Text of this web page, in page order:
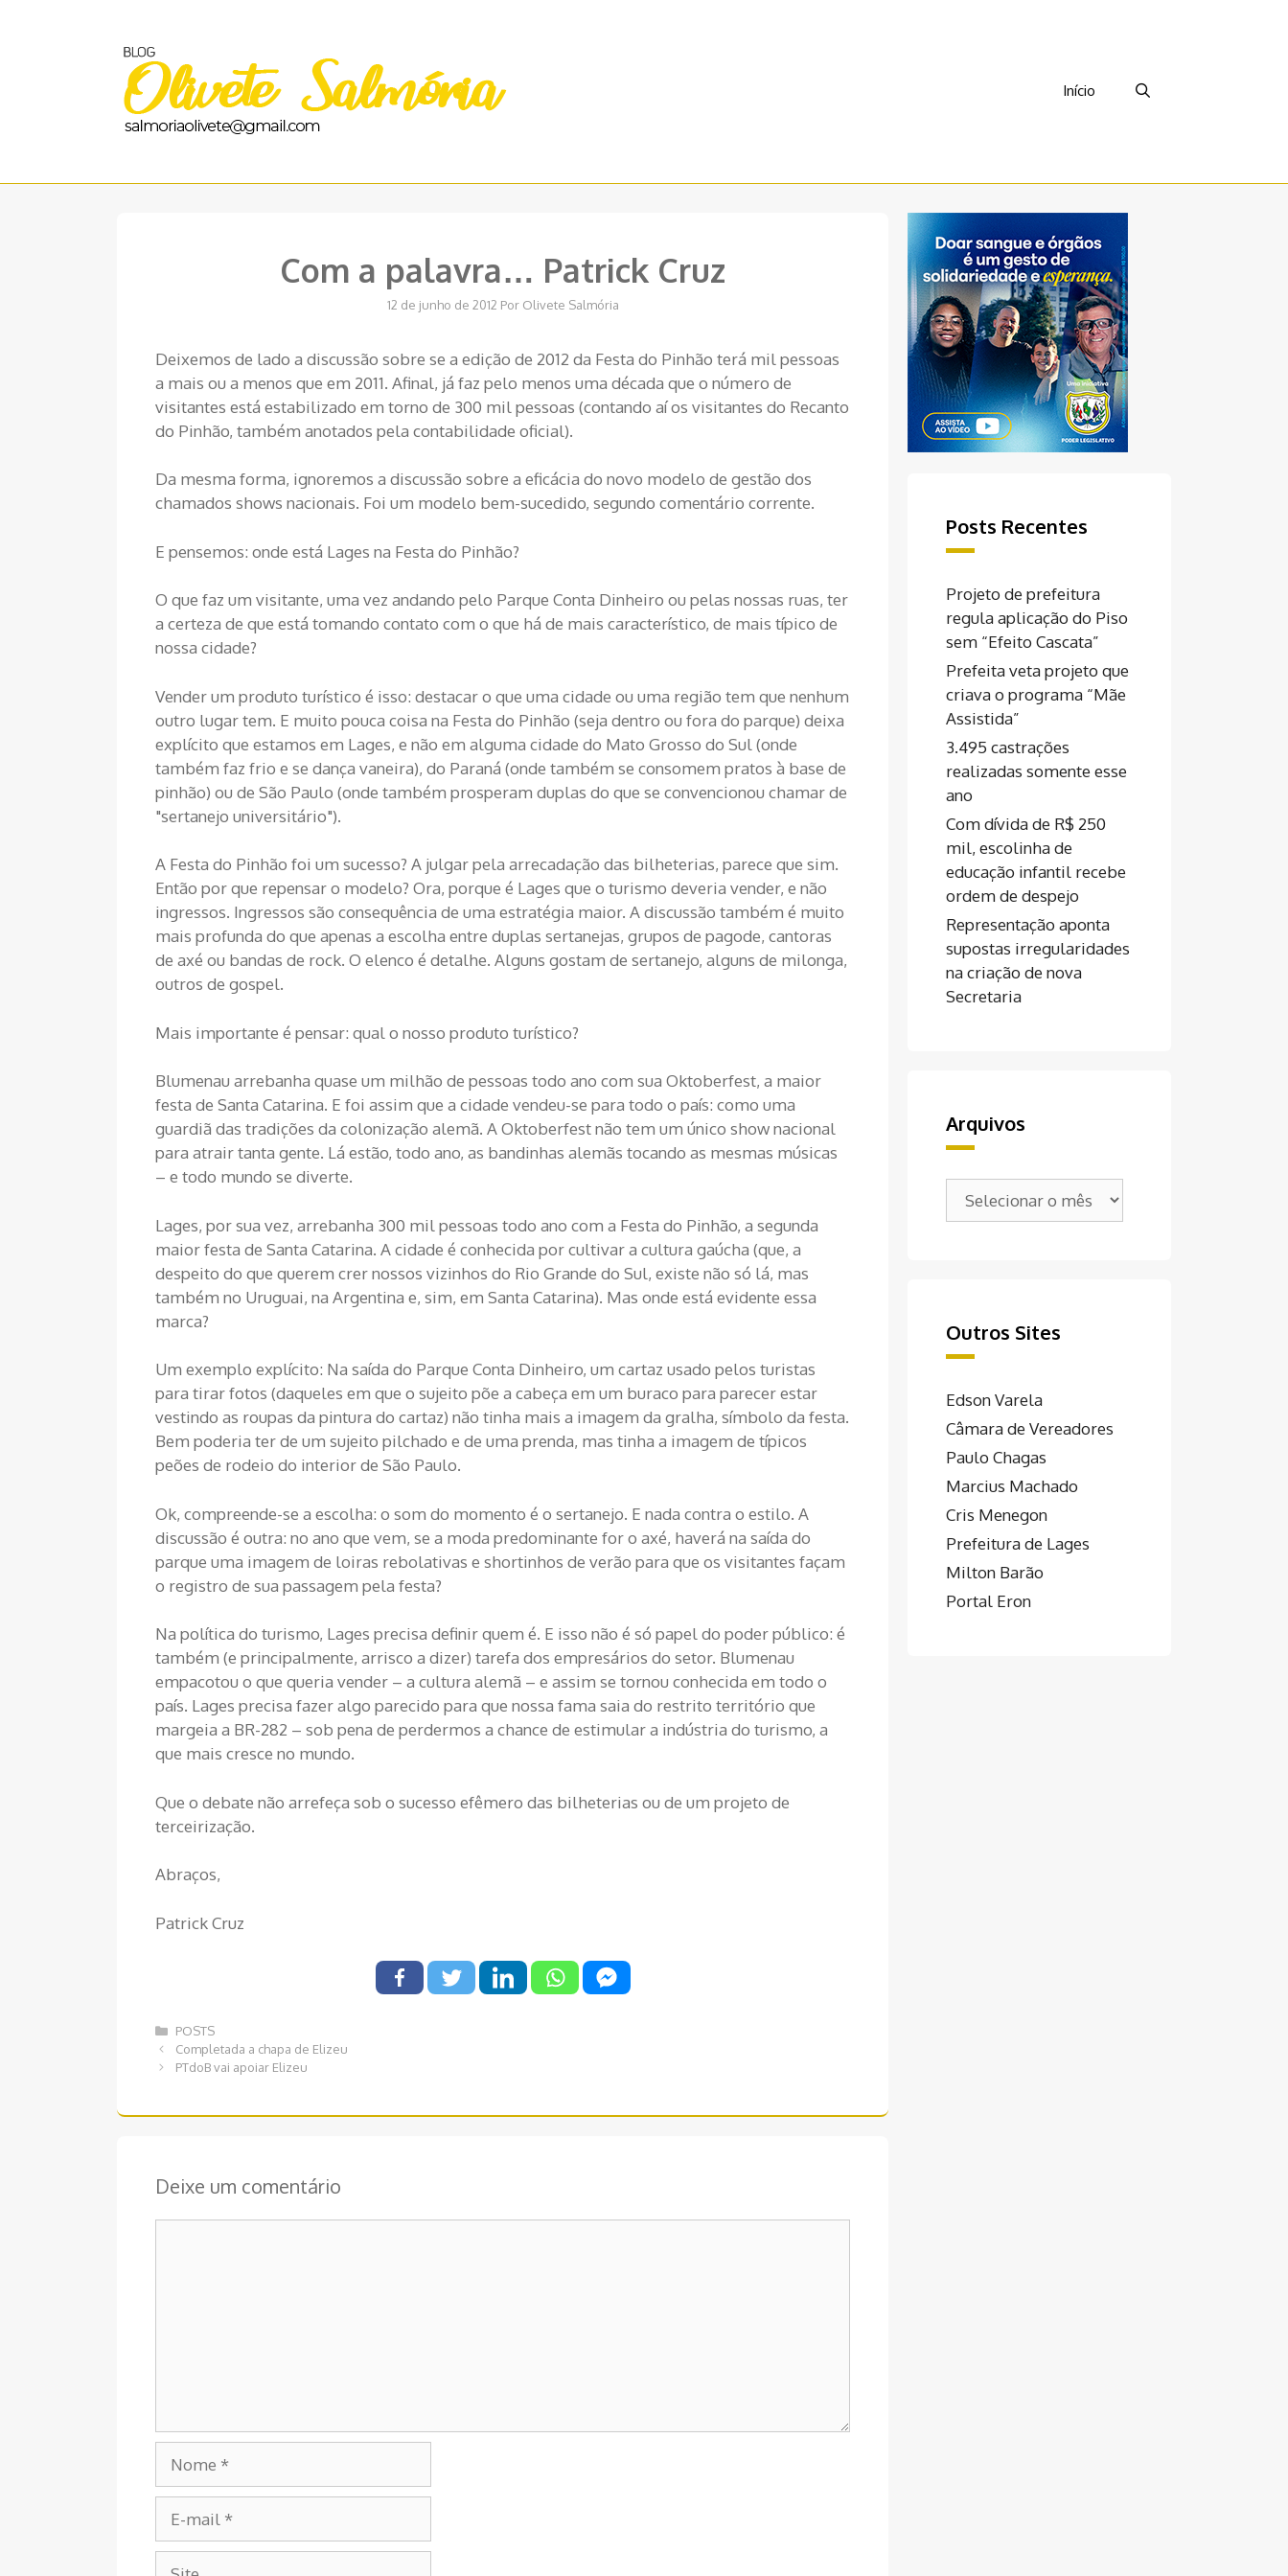
Início
Com a palavra… Patrick Cruz
12 de junho de 2012 Por Olivete Salmória
Deixemos de lado a discussão sobre se a edição de 2012 da Festa do Pinhão terá mil pessoas
a mais ou a menos que em 2011. Afinal, já faz pelo menos uma década que o número de
visitantes está estabilizado em torno de 300 mil pessoas (contando aí os visitantes do Recanto
do Pinhão, também anotados pela contabilidade oficial).
Da mesma forma, ignoremos a discussão sobre a eficácia do novo modelo de gestão dos
chamados shows nacionais. Foi um modelo bem-sucedido, segundo comentário corrente.
E pensemos: onde está Lages na Festa do Pinhão?
O que faz um visitante, uma vez andando pelo Parque Conta Dinheiro ou pelas nossas ruas, ter
a certeza de que está tomando contato com o que há de mais característico, de mais típico de
nossa cidade?
Vender um produto turístico é isso: destacar o que uma cidade ou uma região tem que nenhum
outro lugar tem. E muito pouca coisa na Festa do Pinhão (seja dentro ou fora do parque) deixa
explícito que estamos em Lages, e não em alguma cidade do Mato Grosso do Sul (onde
também faz frio e se dança vaneira), do Paraná (onde também se consomem pratos à base de
pinhão) ou de São Paulo (onde também prosperam duplas do que se convencionou chamar de
"sertanejo universitário").
A Festa do Pinhão foi um sucesso? A julgar pela arrecadação das bilheterias, parece que sim.
Então por que repensar o modelo? Ora, porque é Lages que o turismo deveria vender, e não
ingressos. Ingressos são consequência de uma estratégia maior. A discussão também é muito
mais profunda do que apenas a escolha entre duplas sertanejas, grupos de pagode, cantoras
de axé ou bandas de rock. O elenco é detalhe. Alguns gostam de sertanejo, alguns de milonga,
outros de gospel.
Mais importante é pensar: qual o nosso produto turístico?
Blumenau arrebanha quase um milhão de pessoas todo ano com sua Oktoberfest, a maior
festa de Santa Catarina. E foi assim que a cidade vendeu-se para todo o país: como uma
guardiã das tradições da colonização alemã. A Oktoberfest não tem um único show nacional
para atrair tanta gente. Lá estão, todo ano, as bandinhas alemãs tocando as mesmas músicas
– e todo mundo se diverte.
Lages, por sua vez, arrebanha 300 mil pessoas todo ano com a Festa do Pinhão, a segunda
maior festa de Santa Catarina. A cidade é conhecida por cultivar a cultura gaúcha (que, a
despeito do que querem crer nossos vizinhos do Rio Grande do Sul, existe não só lá, mas
também no Uruguai, na Argentina e, sim, em Santa Catarina). Mas onde está evidente essa
marca?
Um exemplo explícito: Na saída do Parque Conta Dinheiro, um cartaz usado pelos turistas
para tirar fotos (daqueles em que o sujeito põe a cabeça em um buraco para parecer estar
vestindo as roupas da pintura do cartaz) não tinha mais a imagem da gralha, símbolo da festa.
Bem poderia ter de um sujeito pilchado e de uma prenda, mas tinha a imagem de típicos
peões de rodeio do interior de São Paulo.
Ok, compreende-se a escolha: o som do momento é o sertanejo. E nada contra o estilo. A
discussão é outra: no ano que vem, se a moda predominante for o axé, haverá na saída do
parque uma imagem de loiras rebolativas e shortinhos de verão para que os visitantes façam
o registro de sua passagem pela festa?
Na política do turismo, Lages precisa definir quem é. E isso não é só papel do poder público: é
também (e principalmente, arrisco a dizer) tarefa dos empresários do setor. Blumenau
empacotou o que queria vender – a cultura alemã – e assim se tornou conhecida em todo o
país. Lages precisa fazer algo parecido para que nossa fama saia do restrito território que
margeia a BR-282 – sob pena de perdermos a chance de estimular a indústria do turismo, a
que mais cresce no mundo.
Que o debate não arrefeça sob o sucesso efêmero das bilheterias ou de um projeto de
terceirização.
Abraços,
Patrick Cruz
Categorias
POSTS
Navegação
de
Completada a chapa de Elizeu
PTdoB vai apoiar Elizeu
Deixe um comentário
mail
Posts Recentes
Projeto de prefeitura
regula aplicação do Piso
sem “Efeito Cascata”
Prefeita veta projeto que
criava o programa “Mãe
Assistida”
3.495 castrações
realizadas somente esse
ano
Com dívida de R$ 250
mil, escolinha de
educação infantil recebe
ordem de despejo
Representação aponta
supostas irregularidades
na criação de nova
Secretaria
Arquivos
Outros Sites
Edson Varela
Câmara de Vereadores
Paulo Chagas
Marcius Machado
Cris Menegon
Prefeitura de Lages
Milton Barão
Portal Eron